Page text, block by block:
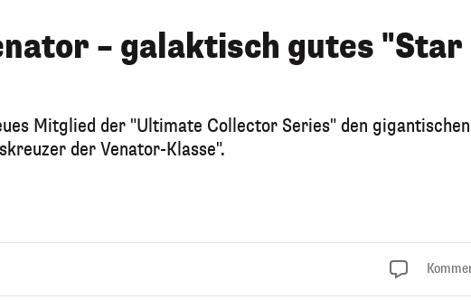
– galaktisch gutes "Star
Mitglied der "Ultimate Collector Series" den gigantischen
der Venator-Klasse".